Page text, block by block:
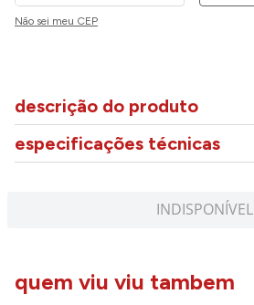
Não sei meu CEP
descrição do produto
especificações técnicas
INDISPONÍVEL
quem viu viu tambem